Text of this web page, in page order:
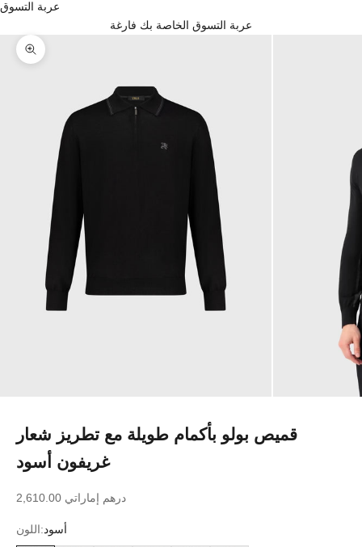
عربة التسوق
عربة التسوق الخاصة بك فارغة
تكبير الصورة
قميص بولو بأكمام طويلة مع تطريز شعار
غريفون أسود
سعر البيع 2,610.00 درهم إماراتي
اللون:أسود